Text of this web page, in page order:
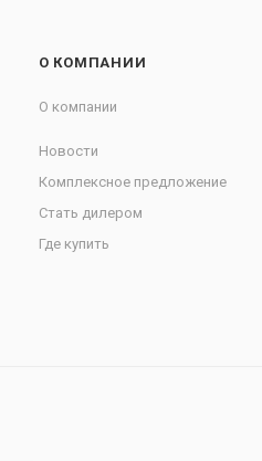
О КОМПАНИИ
О компании
Новости
Комплексное предложение
Стать дилером
Где купить